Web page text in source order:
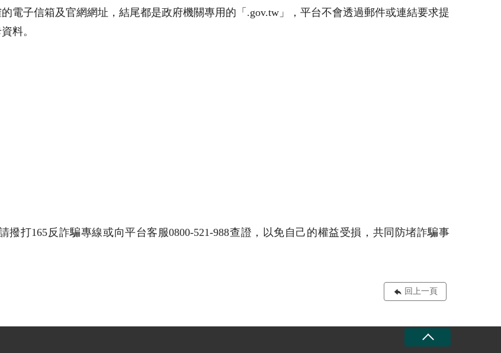
子信箱及官網網址，結尾都是政府機關專用的「.gov.tw」，平台不會透過郵件或連結要求提
料。
打165反詐騙專線或向平台客服0800-521-988查證，以免自己的權益受損，共同防堵詐騙事
回上一頁